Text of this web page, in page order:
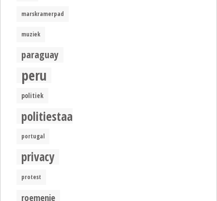
marskramerpad
muziek
paraguay
peru
politiek
politiestaat
portugal
privacy
protest
roemenie